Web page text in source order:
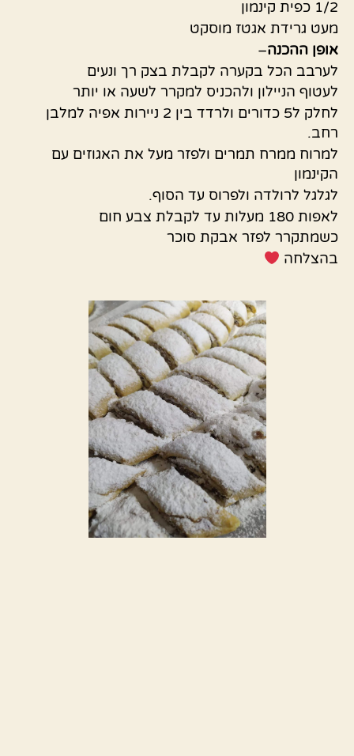
1/2 כפית קינמון
מעט גרידת אגטז מוסקט
אופן ההכנה–
לערבב הכל בקערה לקבלת בצק רך ונעים
לעטוף הניילון ולהכניס למקרר לשעה או יותר
לחלק ל5 כדורים ולרדד בין 2 ניירות אפיה למלבן
רחב.
למרוח ממרח תמרים ולפזר מעל את האגוזים עם
הקינמון
לגלגל לרולדה ולפרוס עד הסוף.
לאפות 180 מעלות עד לקבלת צבע חום
כשמתקרר לפזר אבקת סוכר
בהצלחה